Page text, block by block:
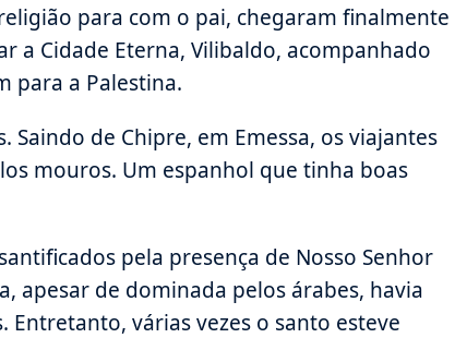
para com o pai, chegaram finalmente
a Cidade Eterna, Vilibaldo, acompanhado
para a Palestina.
de Chipre, em Emessa, os viajantes
mouros. Um espanhol que tinha boas
pela presença de Nosso Senhor
apesar de dominada pelos árabes, havia
várias vezes o santo esteve